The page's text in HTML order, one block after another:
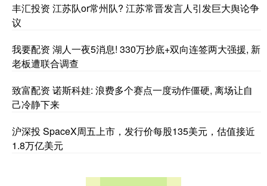
丰汇投资 江苏队or常州队? 江苏常晋发言人引发巨大舆论争
议
我要配资 湖人一夜5消息! 330万抄底+双向连签两大强援, 新
老板遭联合调查
致富配资 诺斯科娃: 浪费多个赛点一度动作僵硬, 离场让自
己冷静下来
沪深投 SpaceX周五上市，发行价每股135美元，估值接近
1.8万亿美元